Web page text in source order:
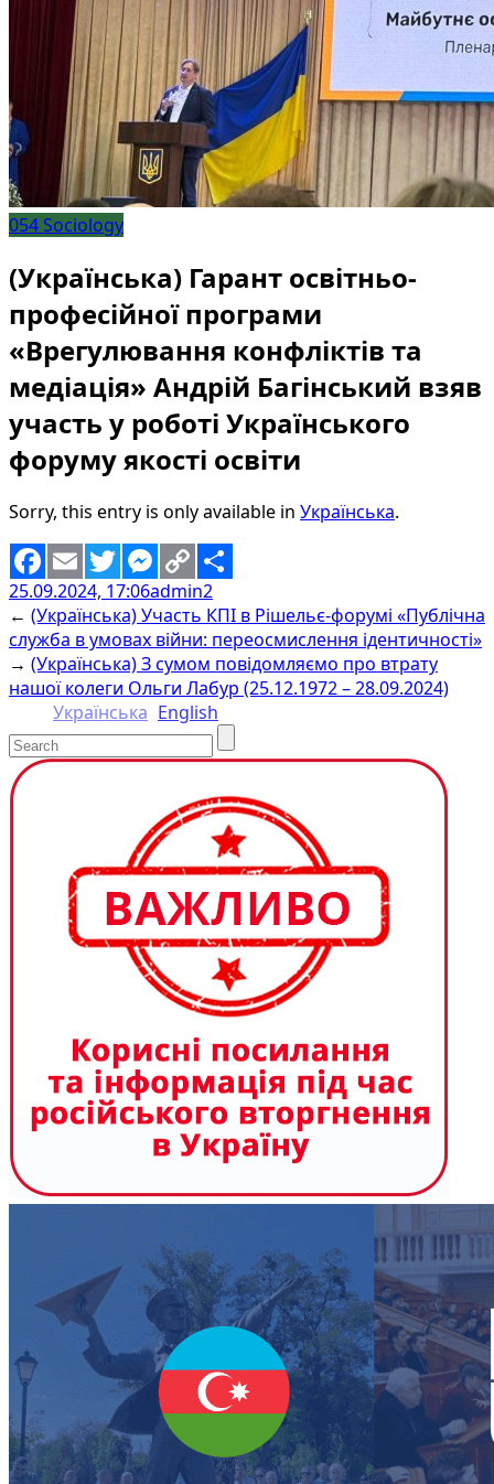
054 Sociology
(Українська) Гарант освітньо-
професійної програми
«Врегулювання конфліктів та
медіація» Андрій Багінський взяв
участь у роботі Українського
форуму якості освіти
Sorry, this entry is only available in Українська.
Facebook
EmailTwitterMessenger
Copy
Link
Share
25.09.2024, 17:06admin2
← (Українська) Участь КПІ в Рішельє-форумі «Публічна
служба в умовах війни: переосмислення ідентичності»
→ (Українська) З сумом повідомляємо про втрату
нашої колеги Ольги Лабур (25.12.1972 – 28.09.2024)
Українська English